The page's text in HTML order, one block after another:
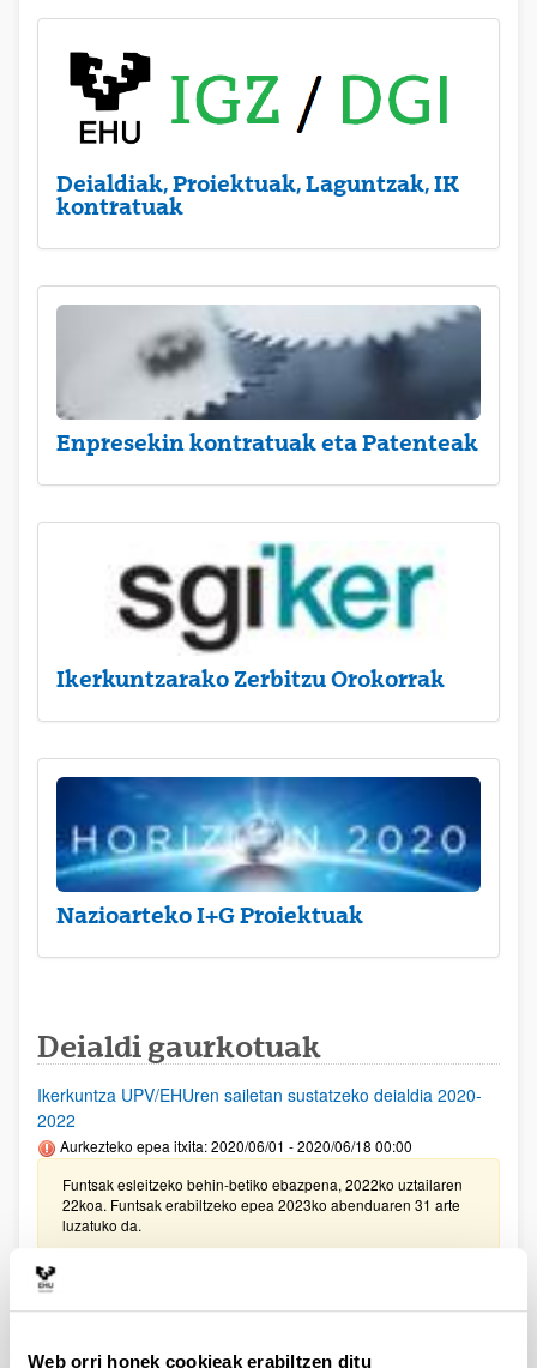
Web orri honek cookieak erabiltzen ditu
Deialdiak, Proiektuak, Laguntzak, IK
kontratuak
Enpresekin kontratuak eta Patenteak
Ikerkuntzarako Zerbitzu Orokorrak
Nazioarteko I+G Proiektuak
Deialdi gaurkotuak
Ikerkuntza UPV/EHUren sailetan sustatzeko deialdia 2020-
2022
Aurkezteko epea itxita: 2020/06/01 - 2020/06/18 00:00
Funtsak esleitzeko behin-betiko ebazpena, 2022ko uztailaren
22koa. Funtsak erabiltzeko epea 2023ko abenduaren 31 arte
luzatuko da.
PIFG22/02: “Diseño e implementación de sistemas de
control avanzados. Aplicación a las fuentes de energías
Aurkezteko epea itxita: 2022/06/30 - 2022/07/21 23:59